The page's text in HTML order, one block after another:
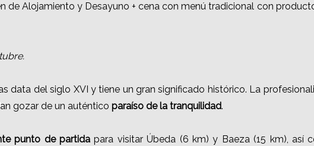
de Alojamiento y Desayuno + cena con menú tradicional con
data del siglo XVI y tiene un gran significado histórico. La
gozar de un auténtico paraíso de la tranquilidad.
punto de partida para visitar Úbeda (6 km) y Baeza (15 km), así